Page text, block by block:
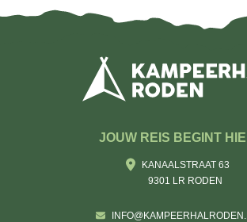
JOUW REIS BEGINT
KANAALSTRAAT 63
9301 LR RODEN